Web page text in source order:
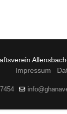
Impressum